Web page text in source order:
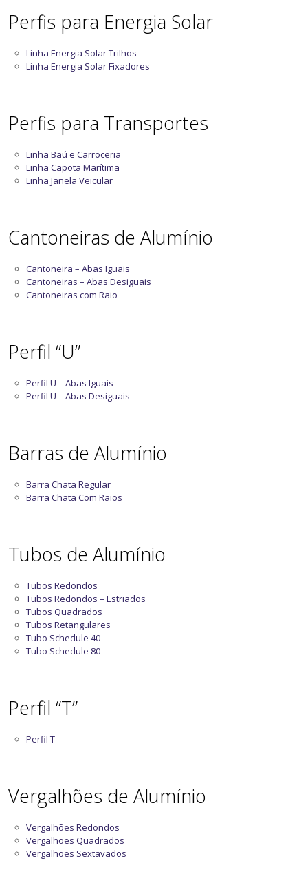
Perfis para Energia Solar
Linha Energia Solar Trilhos
Linha Energia Solar Fixadores
Perfis para Transportes
Linha Baú e Carroceria
Linha Capota Marítima
Linha Janela Veicular
Cantoneiras de Alumínio
Cantoneira – Abas Iguais
Cantoneiras – Abas Desiguais
Cantoneiras com Raio
Perfil “U”
Perfil U – Abas Iguais
Perfil U – Abas Desiguais
Barras de Alumínio
Barra Chata Regular
Barra Chata Com Raios
Tubos de Alumínio
Tubos Redondos
Tubos Redondos – Estriados
Tubos Quadrados
Tubos Retangulares
Tubo Schedule 40
Tubo Schedule 80
Perfil “T”
Perfil T
Vergalhões de Alumínio
Vergalhões Redondos
Vergalhões Quadrados
Vergalhões Sextavados